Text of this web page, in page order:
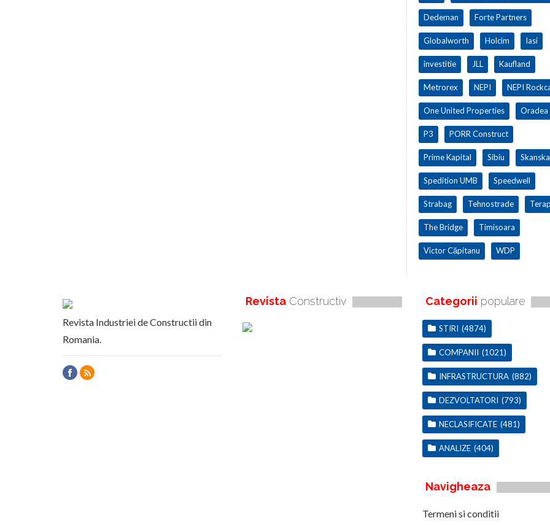
Dedeman Forte Partners
Globalworth Holcim Iasi
investitie JLL Kaufland
Metrorex NEPI NEPI
One United Properties Oradea
P3 PORR Construct
Prime Kapital Sibiu Skanska
Spedition UMB Speedwell
Strabag Tehnostrade
The Bridge Timisoara
Victor Căpitanu WDP
Revista Industriei de Constructii din
Romania.
Revista Constructiv Categorii populare
STIRI (4874)
COMPANII (1021)
INFRASTRUCTURA (882)
DEZVOLTATORI (793)
NECLASIFICATE (481)
ANALIZE (404)
Navigheaza
Termeni si conditii